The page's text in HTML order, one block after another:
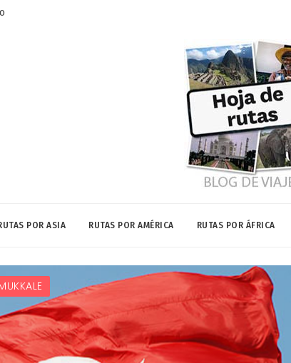
POR ASIA RUTAS POR AMÉRICA RUTAS POR ÁFRICA